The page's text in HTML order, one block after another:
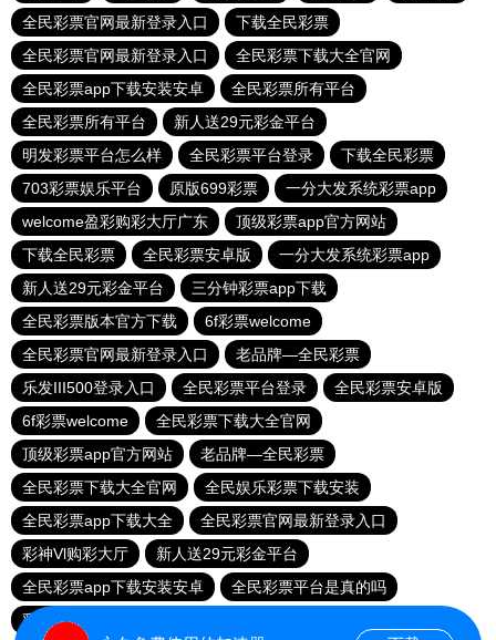
全民彩票官网最新登录入口
下载全民彩票
全民彩票官网最新登录入口
全民彩票下载大全官网
全民彩票app下载安装安卓
全民彩票所有平台
全民彩票所有平台
新人送29元彩金平台
明发彩票平台怎么样
全民彩票平台登录
下载全民彩票
703彩票娱乐平台
原版699彩票
一分大发系统彩票app
welcome盈彩购彩大厅广东
顶级彩票app官方网站
下载全民彩票
全民彩票安卓版
一分大发系统彩票app
新人送29元彩金平台
三分钟彩票app下载
全民彩票版本官方下载
6f彩票welcome
全民彩票官网最新登录入口
老品牌—全民彩票
乐发III500登录入口
全民彩票平台登录
全民彩票安卓版
6f彩票welcome
全民彩票下载大全官网
顶级彩票app官方网站
老品牌—全民彩票
全民彩票下载大全官网
全民娱乐彩票下载安装
全民彩票app下载大全
全民彩票官网最新登录入口
彩神Vl购彩大厅
新人送29元彩金平台
全民彩票app下载安装安卓
全民彩票平台是真的吗
彩神Vl购彩大厅